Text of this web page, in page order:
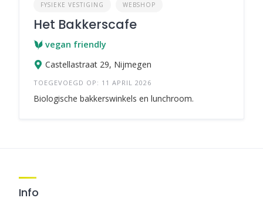
FYSIEKE VESTIGING WEBSHOP
Het Bakkerscafe
vegan friendly
Castellastraat 29, Nijmegen
TOEGEVOEGD OP: 11 APRIL 2026
Biologische bakkerswinkels en lunchroom.
Info